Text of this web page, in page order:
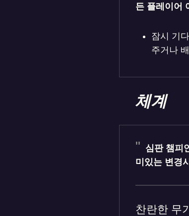
든 플레이어
잠시 기
주거나
체계
심판 챔피
미있는 변경
찬란한 무